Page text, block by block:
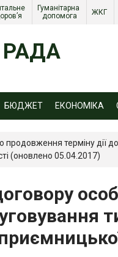
Гуманітарна
допомога
ЖКГ
БЮДЖЕТ ЕКОНОМІКА
продовження терміну дії
(оновлено 05.04.2017)